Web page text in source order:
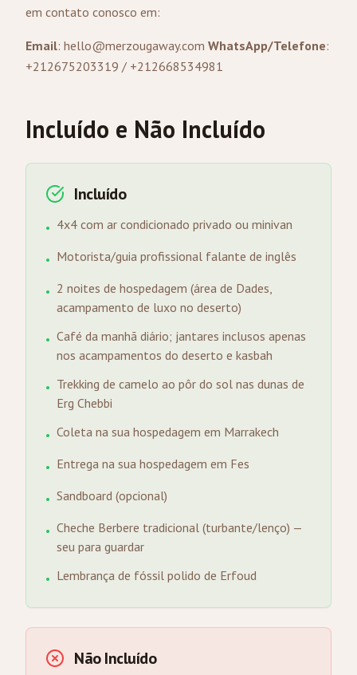
em contato conosco em:
Email: hello@merzougaway.com WhatsApp/Telefone:
+212675203319 / +212668534981
Incluído e Não Incluído
Incluído
• 4x4 com ar condicionado privado ou minivan
• Motorista/guia profissional falante de inglês
• 2 noites de hospedagem (área de Dades,
acampamento de luxo no deserto)
• Café da manhã diário; jantares inclusos apenas
nos acampamentos do deserto e kasbah
• Trekking de camelo ao pôr do sol nas dunas de
Erg Chebbi
• Coleta na sua hospedagem em Marrakech
• Entrega na sua hospedagem em Fes
• Sandboard (opcional)
• Cheche Berbere tradicional (turbante/lenço) —
seu para guardar
• Lembrança de fóssil polido de Erfoud
Não Incluído